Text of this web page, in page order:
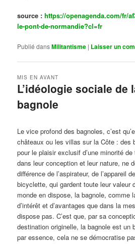
source :https://openagenda.com/fr/
le-pont-de-normandie?cl=fr
Publié dansMilitantisme | Laisser un
L’idéologie sociale de
bagnole
MIS EN AVANT
Le vice profond des bagnoles, c’est
châteaux ou les villas sur la Côte : des
pour le plaisir exclusif d’une minorité
dans leur conception et leur nature, ne
différence de l’aspirateur, de l’appareil
bicyclette, qui gardent toute leur valeur
monde en dispose, la bagnole, comme
d’intérêt et d’avantages que dans la
dispose pas. C’est que, par sa
destination originelle, la bagnole est un
par essence, cela ne se démocratise